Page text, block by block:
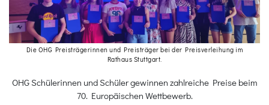
Die OHG Preisträgerinnen und Preisträger bei der Preisverleihung im
Rathaus Stuttgart.
OHG Schülerinnen und Schüler gewinnen zahlreiche Preise beim
70. Europäischen Wettbewerb.